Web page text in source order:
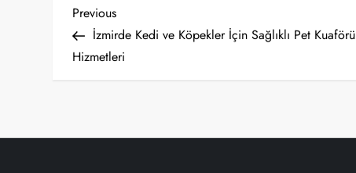
Y
a
ı
Previous
Post
Previous
İzmirde Kedi ve Köpekler İçin Sağlıklı Pet Kuaförü
Hizmetleri